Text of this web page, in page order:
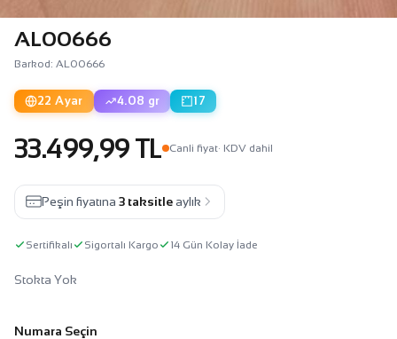
AL00666
Barkod: AL00666
22 Ayar 4.08 gr 17
33.499,99 TL Canli fiyat· KDV dahil
Peşin fiyatına 3 taksitle aylık
Sertifikalı Sigortalı Kargo 14 Gün Kolay İade
Stokta Yok
Numara Seçin